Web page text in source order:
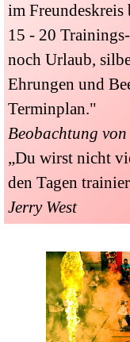
im
15 - 20
noch Urlaub,
Ehrungen und
Terminplan."
Beobachtung
„Du wirst nicht
den Tagen
Jerry West